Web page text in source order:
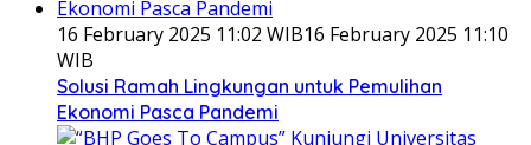
16 February 2025 11:02 WIB16 February 2025 11:10
WIB
Solusi Ramah Lingkungan untuk Pemulihan
Ekonomi Pasca Pandemi